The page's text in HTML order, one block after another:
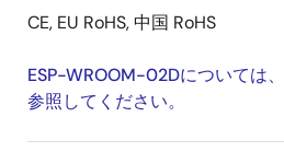
CE, EU RoHS, 中国 RoHS
ESP-WROOM-02Dについては
参照してください。